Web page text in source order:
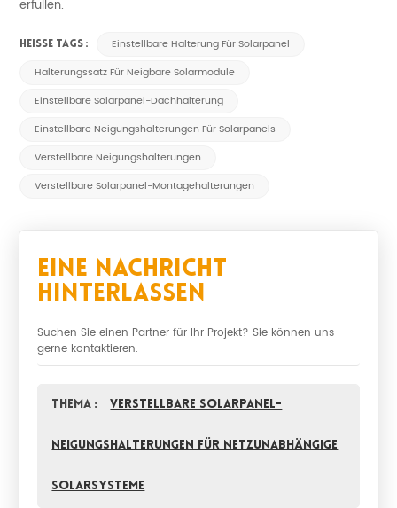
erfüllen.
HEISSE TAGS :
Einstellbare Halterung Für Solarpanel
Halterungssatz Für Neigbare Solarmodule
Einstellbare Solarpanel-Dachhalterung
Einstellbare Neigungshalterungen Für Solarpanels
Verstellbare Neigungshalterungen
Verstellbare Solarpanel-Montagehalterungen
Eine Nachricht
Hinterlassen
Suchen Sie einen Partner für Ihr Projekt? Sie können uns
gerne kontaktieren.
Thema : Verstellbare Solarpanel-
Neigungshalterungen für netzunabhängige
Solarsysteme